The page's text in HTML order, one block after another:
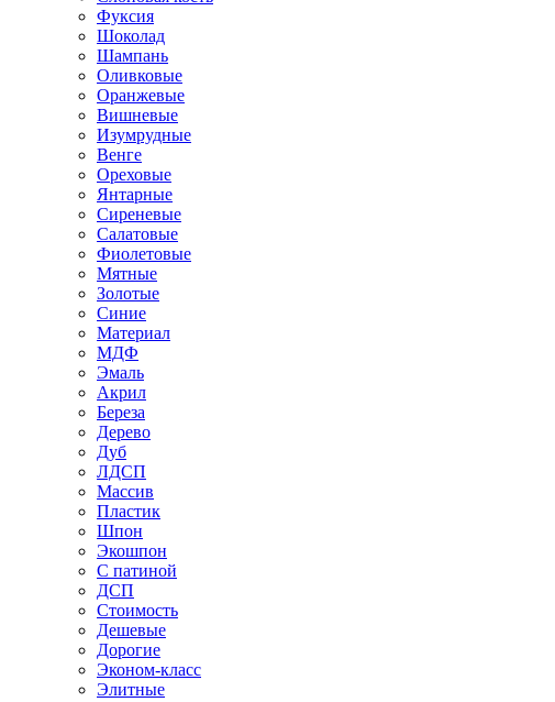
Фуксия
Шоколад
Шампань
Оливковые
Оранжевые
Вишневые
Изумрудные
Венге
Ореховые
Янтарные
Сиреневые
Салатовые
Фиолетовые
Мятные
Золотые
Синие
Материал
МДФ
Эмаль
Акрил
Береза
Дерево
Дуб
ЛДСП
Массив
Пластик
Шпон
Экошпон
С патиной
ДСП
Стоимость
Дешевые
Дорогие
Эконом-класс
Элитные